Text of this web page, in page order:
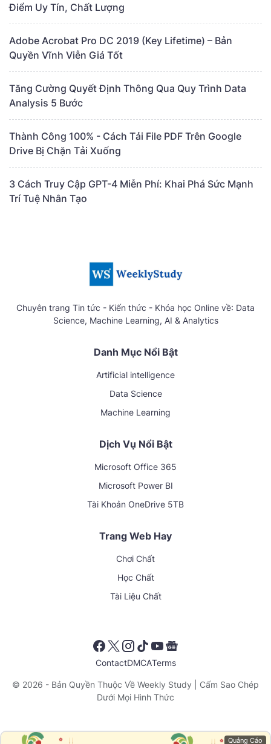
Điểm Uy Tín, Chất Lượng
Adobe Acrobat Pro DC 2019 (Key Lifetime) – Bản
Quyền Vĩnh Viễn Giá Tốt
Tăng Cường Quyết Định Thông Qua Quy Trình Data
Analysis 5 Bước
Thành Công 100% - Cách Tải File PDF Trên Google
Drive Bị Chặn Tải Xuống
3 Cách Truy Cập GPT-4 Miễn Phí: Khai Phá Sức Mạnh
Trí Tuệ Nhân Tạo
Chuyên trang Tin tức - Kiến thức - Khóa học Online về: Data
Science, Machine Learning, AI & Analytics
Danh Mục Nổi Bật
Artificial intelligence
Data Science
Machine Learning
Dịch Vụ Nổi Bật
Microsoft Office 365
Microsoft Power BI
Tài Khoản OneDrive 5TB
Trang Web Hay
Chơi Chất
Học Chất
Tài Liệu Chất
ContactDMCATerms
© 2026 - Bản Quyền Thuộc Về Weekly Study | Cấm Sao Chép
Dưới Mọi Hình Thức
Quảng Cáo